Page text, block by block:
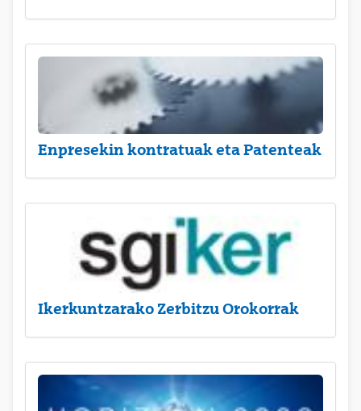
Enpresekin kontratuak eta Patenteak
Ikerkuntzarako Zerbitzu Orokorrak